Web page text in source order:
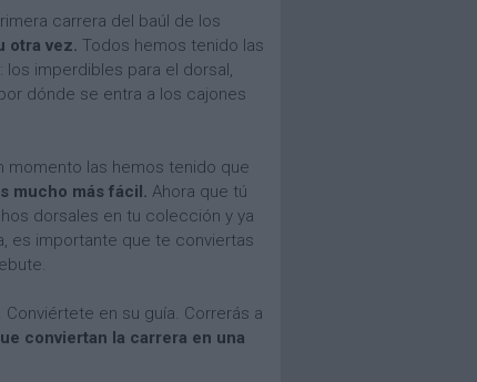
carrera del baúl de los
otra vez. Todos hemos tenido las
imperdibles para el dorsal,
dónde se entra a los cajones
momento las hemos tenido que
mucho más fácil. Ahora que tú
dorsales en tu colección y ya
es importante que te conviertas
en su guía. Correrás a
conviertan la carrera en una